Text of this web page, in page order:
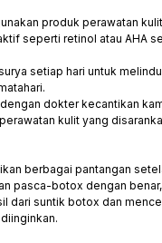
produk perawatan
seperti retinol atau AHA
setiap hari untuk
dokter kecantikan
kulit yang
berbagai pantangan
pasca-botox dengan
dari suntik botox dan